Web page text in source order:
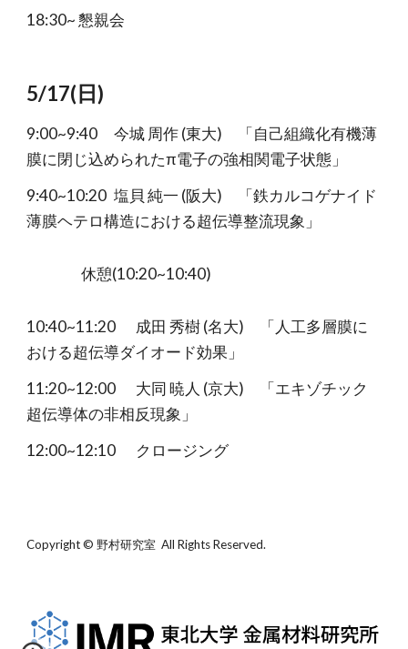
18:30~ 懇親会
5/17( 日)
9:00~9:40
今城 周作 (東大) 「自己組織化有機薄
膜に閉じ込められたπ電子の強相関電子状態」
9:40~10:20 塩貝 純一 (阪大) 「鉄カルコゲナイド
薄膜ヘテロ構造における超伝導整流現象」
休憩(10:20~10:40)
10:40~11:20
成田 秀樹 (名大) 「人工多層膜に
おける超伝導ダイオード効果」
11:20~12:00
大同 暁人 (京大) 「エキゾチック
超伝導体の非相反現象」
12:00~12:10
クロージング
Copyright © 野村研究室 All Rights Reserved.